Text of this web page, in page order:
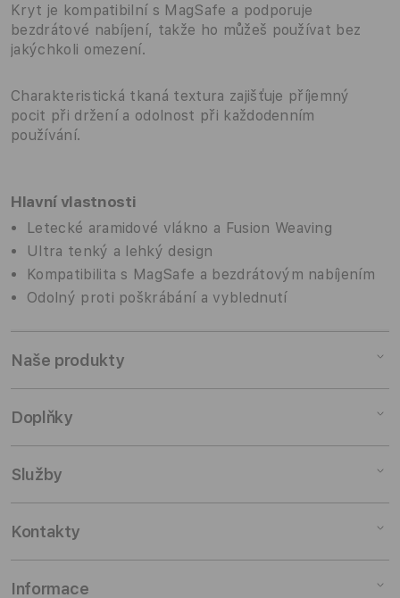
Kryt je kompatibilní s MagSafe a podporuje
bezdrátové nabíjení, takže ho můžeš používat bez
jakýchkoli omezení.
Charakteristická tkaná textura zajišťuje příjemný
pocit při držení a odolnost při každodenním
používání.
Hlavní vlastnosti
Letecké aramidové vlákno a Fusion Weaving
Ultra tenký a lehký design
Kompatibilita s MagSafe a bezdrátovým nabíjením
Odolný proti poškrábání a vyblednutí
Naše produkty
iPhone
AirPods
Doplňky
Doplňky
Doplňky pro Mac
Doplňky pro iPhone
Doplňky pro AirPods
Služby
Pronájem
Slevy pro studenty
Kontakty
Odběr novinek
Informace